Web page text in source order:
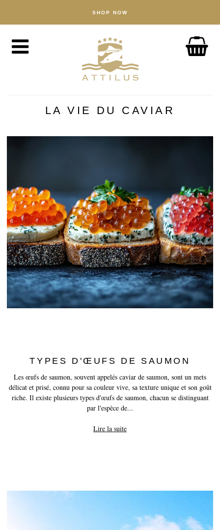
Fish
Accessories
The Attilus Way
NEWS
DISCOVER
History of Caviar
Tasting Guide
Grading Caviar
Creating Caviar
Certification
Weddings
Corporate Events
COMPTE
CONTACT
LA VIE DU CAVIAR
TYPES D'ŒUFS DE SAUMON
Les œufs de saumon, souvent appelés caviar de saumon, sont un mets
délicat et prisé, connu pour sa couleur vive, sa texture unique et son goût
riche. Il existe plusieurs types d'œufs de saumon, chacun se distinguant
par l'espèce de...
Lire la suite
SHOP NOW